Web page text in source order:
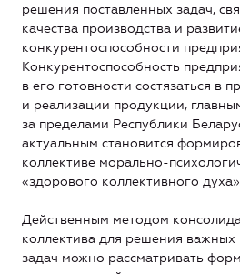
решения поставленных задач,
качества производства и
конкурентоспособности
Конкурентоспособность
в его готовности состязаться в
и реализации продукции,
за пределами Республики
актуальным становится
коллективе морально-
«здорового коллективного
Действенным методом
коллектива для решения важных
задач можно рассматривать